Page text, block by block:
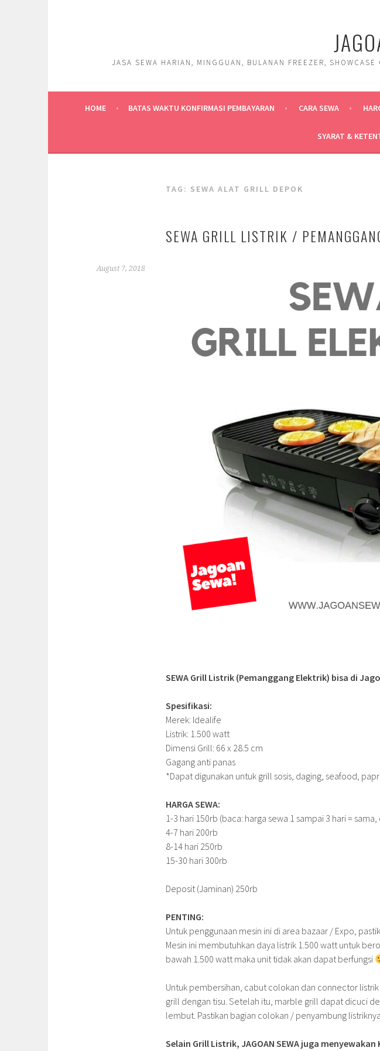
JASA SEWA HARIAN, MINGGUAN, BULANAN FREEZER,
HOME BATAS WAKTU KONFIRMASI PEMBAYARAN CARA SEWA
SYARAT &
TAG: SEWA ALAT GRILL DEPOK
SEWA GRILL LISTRIK /
August 7, 2018
SEWA Grill Listrik (Pemanggang Elektrik) bisa di
Spesifikasi:
Merek: Idealife
Listrik: 1.500 watt
Dimensi Grill: 66 x 28.5 cm
Gagang anti panas
*Dapat digunakan untuk grill sosis, daging, seafood,
HARGA SEWA:
1-3 hari 150rb (baca: harga sewa 1 sampai 3 hari = sama,
4-7 hari 200rb
8-14 hari 250rb
15-30 hari 300rb
Deposit (Jaminan) 250rb
PENTING:
Untuk penggunaan mesin ini di area bazaar / Expo,
Mesin ini membutuhkan daya listrik 1.500 watt untuk
bawah 1.500 watt maka unit tidak akan dapat berfungsi
Untuk pembersihan, cabut colokan dan connector
grill dengan tisu. Setelah itu, marble grill dapat dicuci
lembut. Pastikan bagian colokan / penyambung
Selain Grill Listrik, JAGOAN SEWA juga